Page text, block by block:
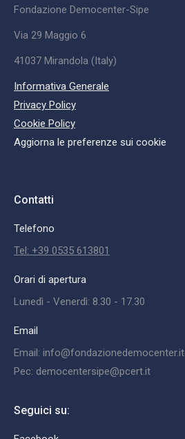
Fondazione Democenter-Sipe
Via 29 Maggio 6
41037 Mirandola (Italy)
Informativa Generale
Privacy Policy
Cookie Policy
Aggiorna le preferenze sui cookie
Contatti
Telefono
Tel: +39 0535 613801
Orari di apertura
Lunedì - Venerdì: 8.30 - 17.30
Email
Email: info@fondazionedemocenter.it
Pec: democentersipe@pcert.it
Seguici su: